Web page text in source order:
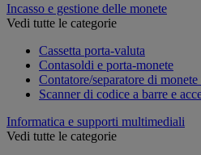
Incasso e gestione delle monete
Vedi tutte le categorie
Cassetta porta-valuta
Contasoldi e porta-monete
Contatore/separatore di
Scanner di codice a barre e
Informatica e supporti multimediali
Vedi tutte le categorie